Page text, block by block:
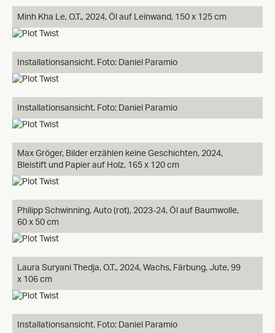
Minh Kha Le, O.T., 2024, Öl auf Leinwand, 150 x 125 cm
Installationsansicht. Foto: Daniel Paramio
Installationsansicht. Foto: Daniel Paramio
Max Gröger, Bilder erzählen keine Geschichten, 2024,
Bleistift und Papier auf Holz, 165 x 120 cm
Philipp Schwinning, Auto (rot), 2023-24, Öl auf Baumwolle,
60 x 50 cm
Laura Suryani Thedja, O.T., 2024, Wachs, Färbung, Jute, 99
x 106 cm
Installationsansicht. Foto: Daniel Paramio